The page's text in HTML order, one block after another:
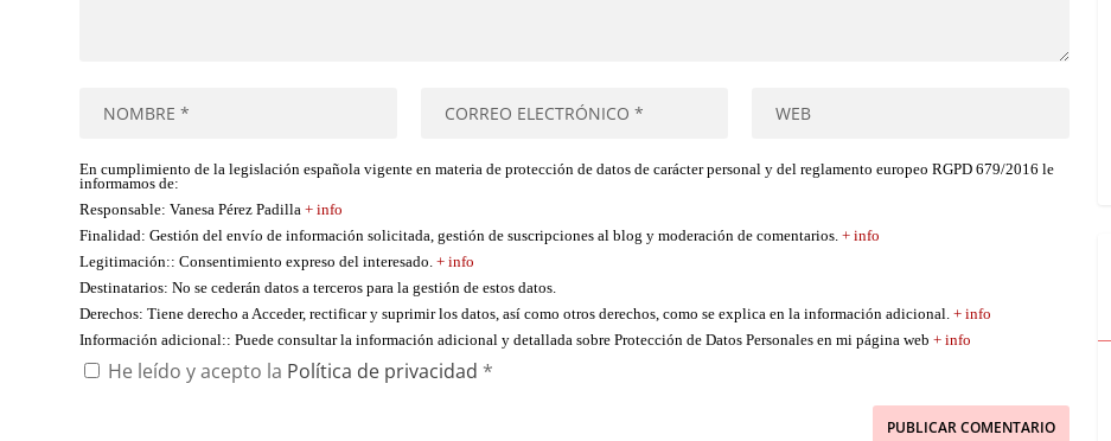
En cumplimiento de la legislación española vigente en materia de protección de datos de carácter personal y del reglamento europeo RGPD 679/2016 le
informamos de:
Responsable: Vanesa Pérez Padilla+ info
Finalidad: Gestión del envío de información solicitada, gestión de suscripciones al blog y moderación de comentarios.+ info
Legitimación:: Consentimiento expreso del interesado.+ info
Destinatarios: No se cederán datos a terceros para la gestión de estos datos.
Derechos: Tiene derecho a Acceder, rectificar y suprimir los datos, así como otros derechos, como se explica en la información adicional.+ info
Información adicional:: Puede consultar la información adicional y detallada sobre Protección de Datos Personales en mi página web+ info
He leído y acepto la Política de privacidad *